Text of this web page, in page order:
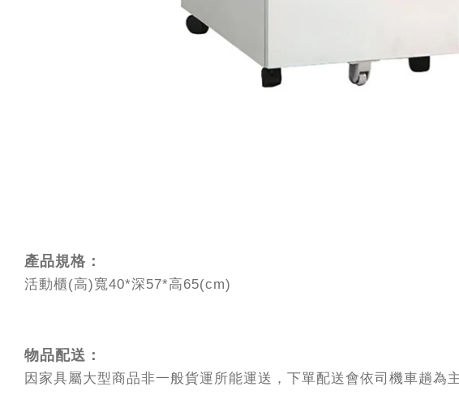
產品規格：
活動櫃(高)寬40*深57*高65(cm)
物品配送：
因家具屬大型商品非一般貨運所能運送，下單配送會依司機車趟為